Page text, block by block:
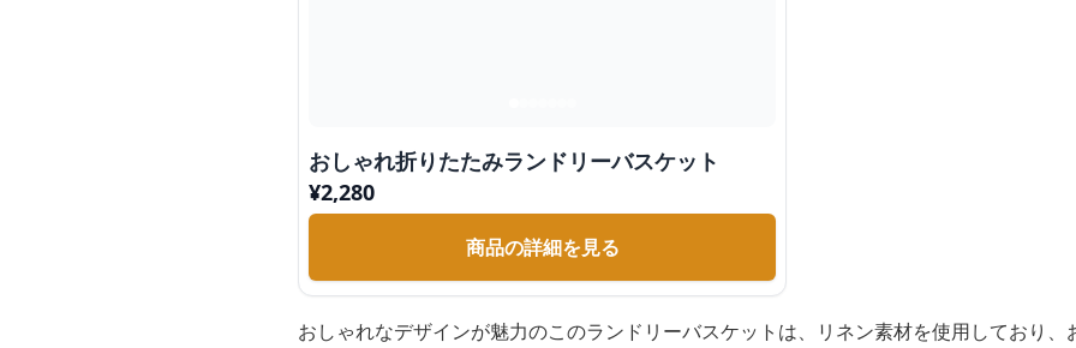
おしゃれ折りたたみランドリーバスケット
¥2,280
商品の詳細を見る
おしゃれなデザインが魅力のこのランドリーバスケットは、リネン素材を使用しており